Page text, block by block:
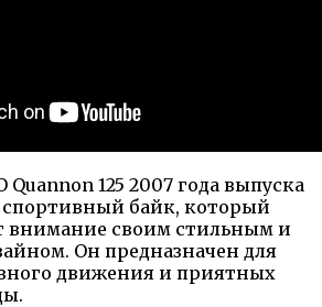
125 2007 года выпуска
байк, который
внимание своим стильным и
Он предназначен для
движения и приятных